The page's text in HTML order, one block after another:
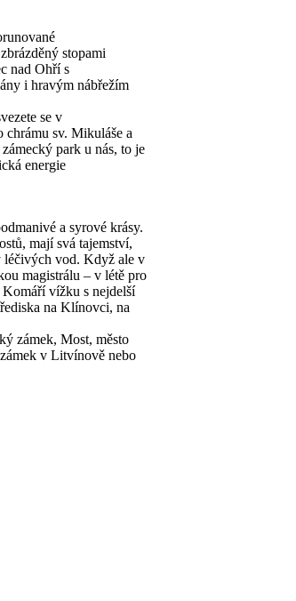
stopami
nad Ohří s
i hravým nábřežím
se v
sv. Mikuláše a
park u nás, to je
energie
a syrové krásy.
mají svá tajemství,
léčivých vod. Když ale v
magistrálu – v létě pro
Komáří vížku s nejdelší
na Klínovci, na
zámek, Most, město
v Litvínově nebo